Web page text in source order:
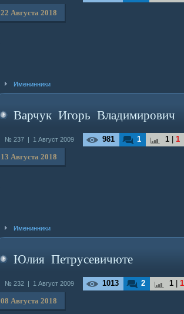
22 Августа 2018
Именинники
Варчук Игорь Владимирович
№ 237 | 1 Август 2009 981 1 1
1
13 Августа 2018
Именинники
Юлия Петрусевичюте
№ 232 | 1 Август 2009 1013 2 1
1
08 Августа 2018